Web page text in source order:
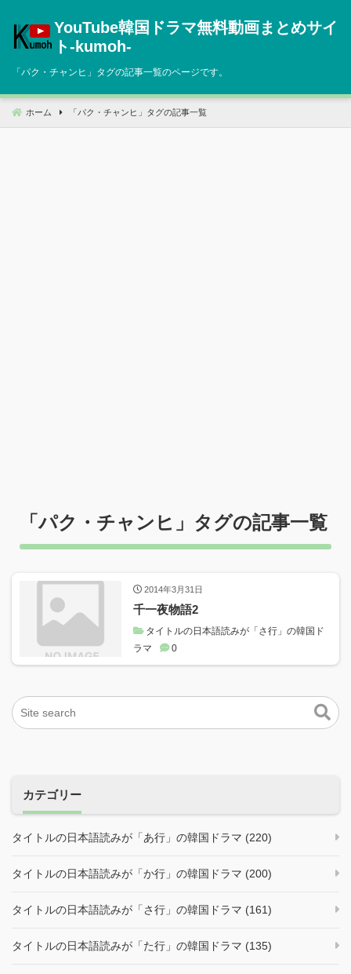
へ
動
YouTube韓国ドラマ無料動画まとめサイ
ト‐kumoh‐
「パク・チャンヒ 」タグの記事一覧のページです。
ホーム 「 パク・チャンヒ 」タグの記事一覧
「パク・チャンヒ 」タグの記事一覧
2014年3月31日
千一夜物語2
タイトルの日本語読みが「さ行」の韓国ド
ラマ
0
カテゴリー
タイトルの日本語読みが「あ行」の韓国ドラマ (220)
タイトルの日本語読みが「か行」の韓国ドラマ (200)
タイトルの日本語読みが「さ行」の韓国ドラマ (161)
タイトルの日本語読みが「た行」の韓国ドラマ (135)